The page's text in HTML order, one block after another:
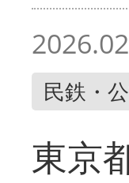
民鉄・
東京